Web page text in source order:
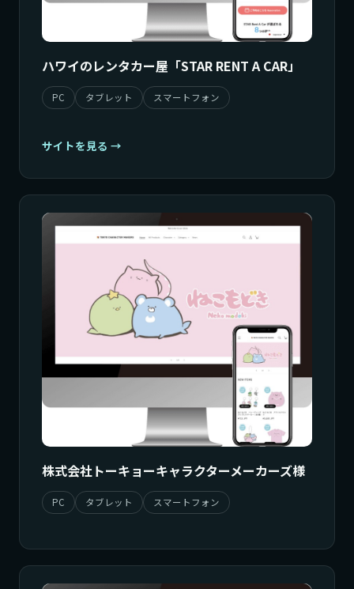
ハワイのレンタカー屋「STAR RENT A CAR」
PC タブレット スマートフォン
サイトを見る
株式会社トーキョーキャラクターメーカーズ様
PC タブレット スマートフォン